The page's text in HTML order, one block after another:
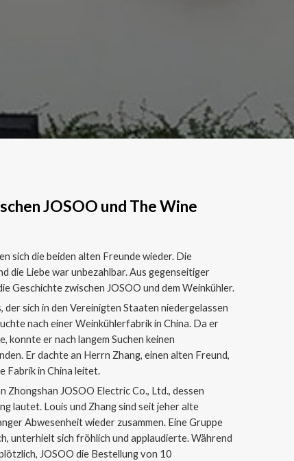
JOSOO und The Wine
sich die beiden alten Freunde wieder. Die
die Liebe war unbezahlbar. Aus gegenseitiger
Geschichte zwischen JOSOO und dem Weinkühler.
sich in den Vereinigten Staaten niedergelassen
nach einer Weinkühlerfabrik in China. Da er
konnte er nach langem Suchen keinen
Er dachte an Herrn Zhang, einen alten Freund,
Fabrik in China leitet.
Zhongshan JOSOO Electric Co., Ltd., dessen
lautet. Louis und Zhang sind seit jeher alte
Abwesenheit wieder zusammen. Eine Gruppe
unterhielt sich fröhlich und applaudierte. Während
JOSOO die Bestellung von 10